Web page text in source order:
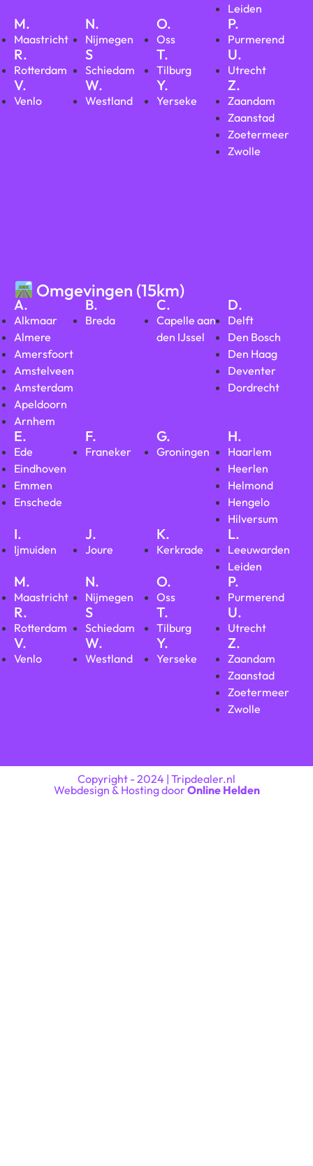
Leiden
M.
Maastricht
N.
Nijmegen
O.
Oss
P.
Purmerend
R.
Rotterdam
S
Schiedam
T.
Tilburg
U.
Utrecht
V.
Venlo
W.
Westland
Y.
Yerseke
Z.
Zaandam
Zaanstad
Zoetermeer
Zwolle
Omgevingen (15km)
A.
Alkmaar
Almere
Amersfoort
Amstelveen
Amsterdam
Apeldoorn
Arnhem
B.
Breda
C.
Capelle aan
den IJssel
D.
Delft
Den Bosch
Den Haag
Deventer
Dordrecht
E.
Ede
Eindhoven
Emmen
Enschede
F.
Franeker
G.
Groningen
H.
Haarlem
Heerlen
Helmond
Hengelo
Hilversum
I.
Ijmuiden
J.
Joure
K.
Kerkrade
L.
Leeuwarden
Leiden
M.
Maastricht
N.
Nijmegen
O.
Oss
P.
Purmerend
R.
Rotterdam
S
Schiedam
T.
Tilburg
U.
Utrecht
V.
Venlo
W.
Westland
Y.
Yerseke
Z.
Zaandam
Zaanstad
Zoetermeer
Zwolle
Copyright - 2024 | Tripdealer.nl
Webdesign & Hosting doorOnline Helden